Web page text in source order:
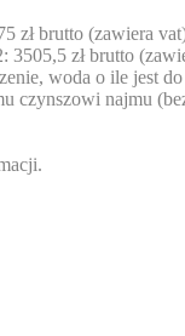
zł brutto (zawiera
zł brutto
woda o ile jest
czynszowi najmu